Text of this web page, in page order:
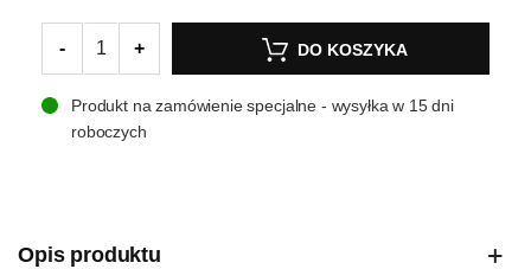
- + DO KOSZYKA
Produkt na zamówienie specjalne - wysyłka w 15 dni
roboczych
Opis produktu